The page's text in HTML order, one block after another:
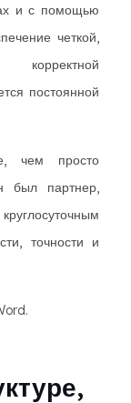
и с помощью
четкой,
корректной
постоянной
чем просто
был партнер,
точности и